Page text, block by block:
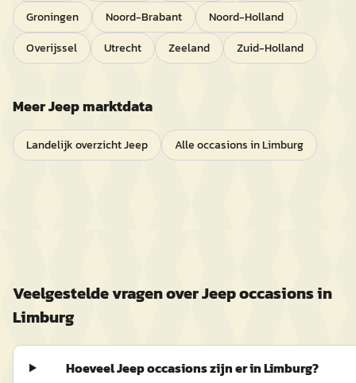
Groningen
Noord-Brabant
Noord-Holland
Overijssel
Utrecht Zeeland Zuid-Holland
MeerJeepmarktdata
Landelijk overzichtJeep Alle occasions inLimburg
Veelgestelde vragen overJeepoccasions in
Limburg
Hoeveel Jeep occasions zijn er in Limburg?